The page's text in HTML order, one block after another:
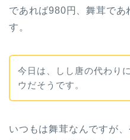
であれば980円、舞茸で
す。
今日は、しし唐の代わり
ウだそうです。
いつもは舞茸なんですが